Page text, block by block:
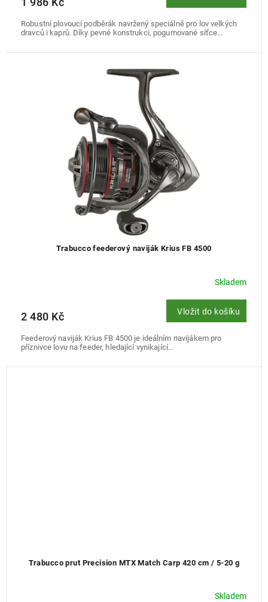
Robustní plovoucí podběrák navržený speciálně pro lov velkých
dravců i kaprů. Díky pevné konstrukci, pogumované síťce...
Trabucco feederový naviják Krius FB 4500
Skladem
2 480 Kč Vložit do košíku
Feederový naviják Krius FB 4500 je ideálním navijákem pro
příznivce lovu na feeder, hledající vynikající...
Trabucco prut Precision MTX Match Carp 420 cm / 5-20 g
Skladem